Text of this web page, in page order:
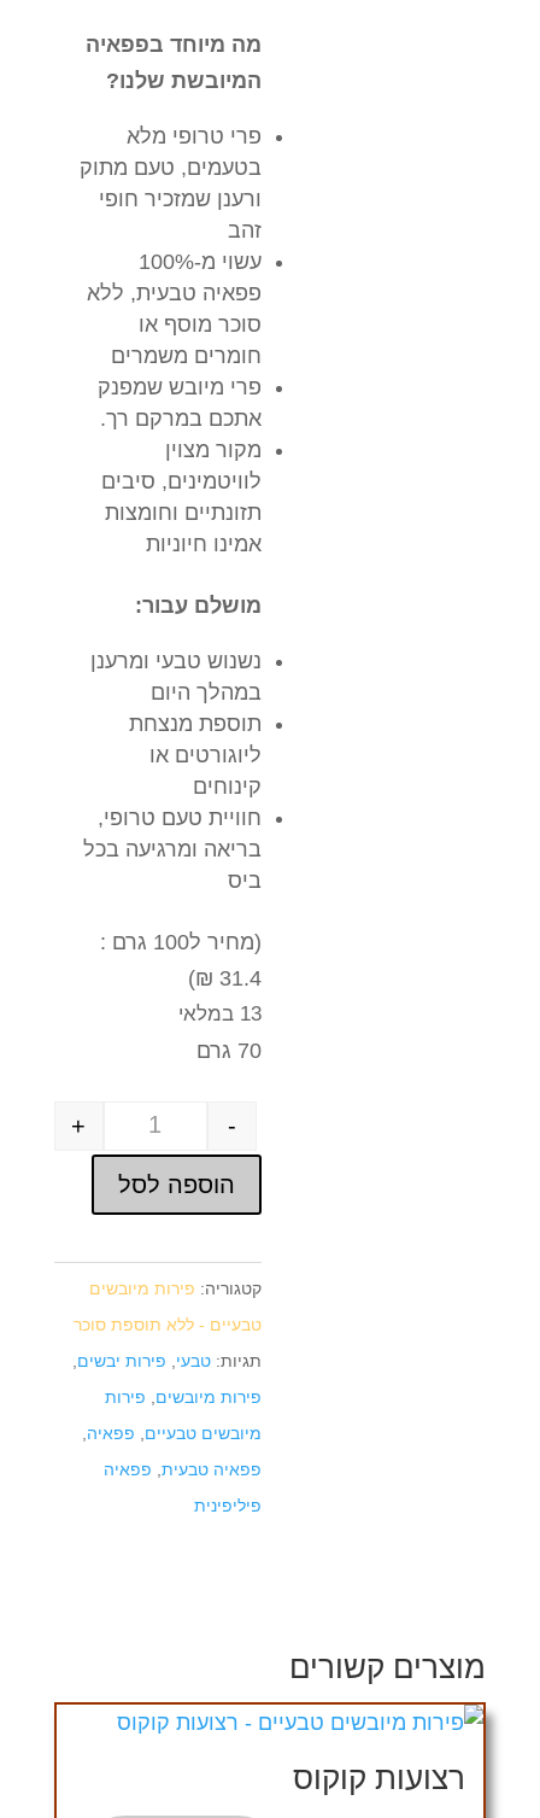
מה מיוחד בפפאיה
המיובשת שלנו?
פרי טרופי מלא
בטעמים, טעם מתוק
ורענן שמזכיר חופי
זהב
עשוי מ-100%
פפאיה טבעית, ללא
סוכר מוסף או
חומרים משמרים
פרי מיובש שמפנק
אתכם במרקם רך.
מקור מצוין
לוויטמינים, סיבים
תזונתיים וחומצות
אמינו חיוניות
מושלם עבור:
נשנוש טבעי ומרענן
במהלך היום
תוספת מנצחת
ליוגורטים או
קינוחים
חוויית טעם טרופי,
בריאה ומרגיעה בכל
ביס
(מחיר ל100 גרם :
31.4 ₪)
13 במלאי
70 גרם
-
+
הוספה לסל
קטגוריה: פירות מיובשים
טבעיים - ללא תוספת סוכר
תגיות:טבעי פירות יבשים
פירות מיובשים
פירות
מיובשים טבעיים
פפאיה
פפאיה טבעית פפאיה
פיליפינית
מוצרים קשורים
רצועות קוקוס